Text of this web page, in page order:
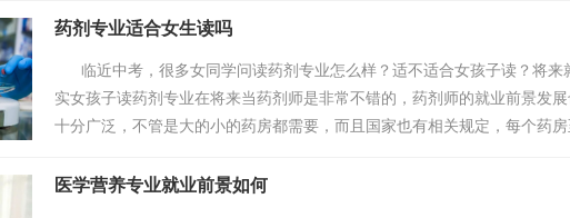
药剂专业适合女生读吗
临近中考，很多女同学问读药剂专业怎么样？适不适合女孩子读？将来
实女孩子读药剂专业在将来当药剂师是非常不错的，药剂师的就业前景发
十分广泛，不管是大的小的药房都需要，而且国家也有相关规定，每个药房
医学营养专业就业前景如何